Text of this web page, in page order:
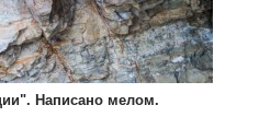
Написано мелом.